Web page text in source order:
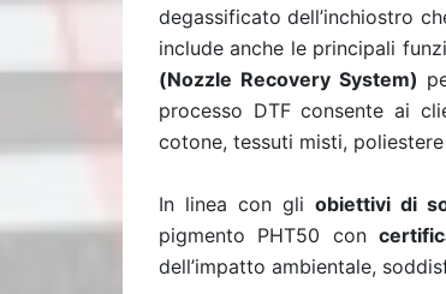
degassificato dell’inchiostro
include anche le principali
(Nozzle Recovery System)
processo DTF consente ai
cotone, tessuti misti,
In linea con gliobiettivi di
pigmento PHT50 con
dell’impatto ambientale,